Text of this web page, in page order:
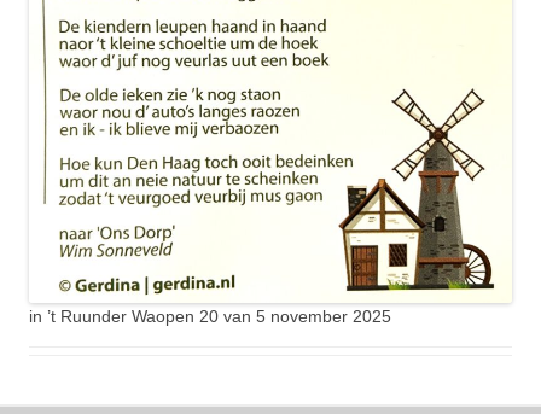
in ’t Ruunder Waopen 20 van 5 november 2025